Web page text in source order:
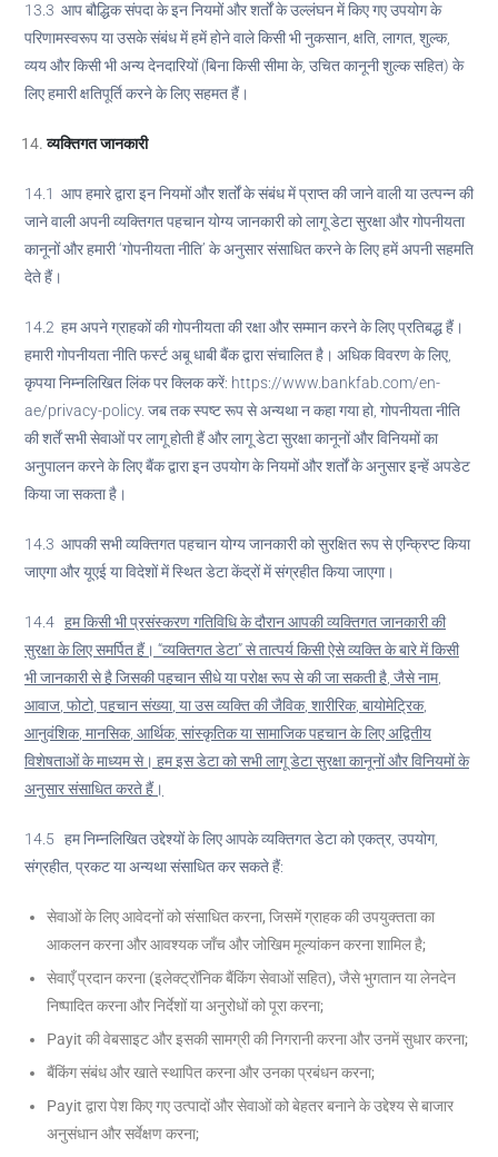
13.3 आप बौद्धिक संपदा के इन नियमों और शर्तों के उल्लंघन में किए गए उपयोग के
परिणामस्वरूप या उसके संबंध में हमें होने वाले किसी भी नुकसान, क्षति, लागत, शुल्क,
व्यय और किसी भी अन्य देनदारियों (बिना किसी सीमा के, उचित कानूनी शुल्क सहित) के
लिए हमारी क्षतिपूर्ति करने के लिए सहमत हैं।
व्यक्तिगत जानकारी
14.1 आप हमारे द्वारा इन नियमों और शर्तों के संबंध में प्राप्त की जाने वाली या उत्पन्न की
जाने वाली अपनी व्यक्तिगत पहचान योग्य जानकारी को लागू डेटा सुरक्षा और गोपनीयता
कानूनों और हमारी ‘गोपनीयता नीति’ के अनुसार संसाधित करने के लिए हमें अपनी सहमति
देते हैं।
14.2 हम अपने ग्राहकों की गोपनीयता की रक्षा और सम्मान करने के लिए प्रतिबद्ध हैं।
हमारी गोपनीयता नीति फर्स्ट अबू धाबी बैंक द्वारा संचालित है। अधिक विवरण के लिए,
कृपया निम्नलिखित लिंक पर क्लिक करें: https://www.bankfab.com/en-
ae/privacy-policy. जब तक स्पष्ट रूप से अन्यथा न कहा गया हो, गोपनीयता नीति
की शर्तें सभी सेवाओं पर लागू होती हैं और लागू डेटा सुरक्षा कानूनों और विनियमों का
अनुपालन करने के लिए बैंक द्वारा इन उपयोग के नियमों और शर्तों के अनुसार इन्हें अपडेट
किया जा सकता है।
14.3 आपकी सभी व्यक्तिगत पहचान योग्य जानकारी को सुरक्षित रूप से एन्क्रिप्ट किया
जाएगा और यूएई या विदेशों में स्थित डेटा केंद्रों में संग्रहीत किया जाएगा।
14.4 हम किसी भी प्रसंस्करण गतिविधि के दौरान आपकी व्यक्तिगत जानकारी की
सुरक्षा के लिए समर्पित हैं। “व्यक्तिगत डेटा” से तात्पर्य किसी ऐसे व्यक्ति के बारे में किसी
भी जानकारी से है जिसकी पहचान सीधे या परोक्ष रूप से की जा सकती है जैसे नाम,
आवाज फोटो, पहचान संख्या, या उस व्यक्ति की जैविक, शारीरिक, बायोमेट्रिक,
आनुवंशिक, मानसिक, आर्थिक, सांस्कृतिक या सामाजिक पहचान के लिए अद्वितीय
विशेषताओं के माध्यम से। हम इस डेटा को सभी लागू डेटा सुरक्षा कानूनों और विनियमों के
अनुसार संसाधित करते हैं।
14.5 हम निम्नलिखित उद्देश्यों के लिए आपके व्यक्तिगत डेटा को एकत्र, उपयोग,
संग्रहीत, प्रकट या अन्यथा संसाधित कर सकते हैं:
सेवाओं के लिए आवेदनों को संसाधित करना, जिसमें ग्राहक की उपयुक्तता का
आकलन करना और आवश्यक जाँच और जोखिम मूल्यांकन करना शामिल है;
सेवाएँ प्रदान करना (इलेक्ट्रॉनिक बैंकिंग सेवाओं सहित), जैसे भुगतान या लेनदेन
निष्पादित करना और निर्देशों या अनुरोधों को पूरा करना;
Payit की वेबसाइट और इसकी सामग्री की निगरानी करना और उनमें सुधार करना;
बैंकिंग संबंध और खाते स्थापित करना और उनका प्रबंधन करना;
Payit द्वारा पेश किए गए उत्पादों और सेवाओं को बेहतर बनाने के उद्देश्य से बाजार
अनुसंधान और सर्वेक्षण करना;